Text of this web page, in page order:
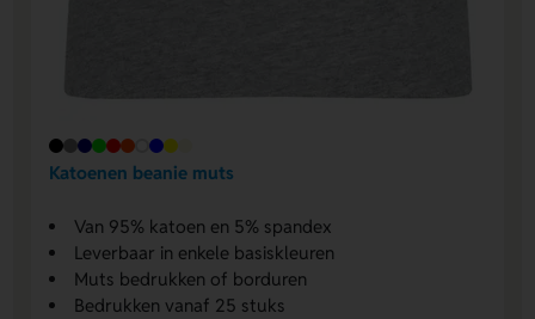
Katoenen beanie muts
Van 95% katoen en 5% spandex
Leverbaar in enkele basiskleuren
Muts bedrukken of borduren
Bedrukken vanaf 25 stuks